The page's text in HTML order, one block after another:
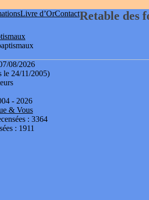
Livre d’OrContactRetable des
08/2026
le 24/11/2005)
- 2026
& Vous
: 3364
: 1911